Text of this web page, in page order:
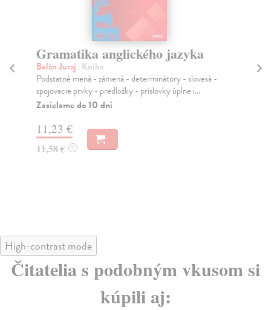
Gramatika anglického jazyka
Belán Juraj | Kniha
Podstatné mená - zámená - determinátory - slovesá -
spojovacie prvky - predložky - príslovky úplne i...
Zasielame do 10 dní
11,23 €
11,58 € ?
High-contrast mode
Čitatelia s podobným vkusom si
kúpili aj: